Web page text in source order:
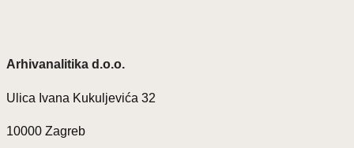
Arhivanalitika d.o.o.
Ulica Ivana Kukuljevića 32
10000 Zagreb